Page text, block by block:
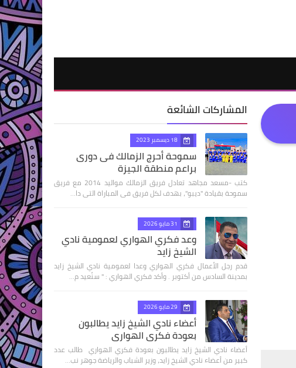
المشاركات الشائعة
18 ديسمبر 2023
سموحة أحرج الزمالك فى دورى
براعم منطقة الجيزة
كتب -مسعد مجاهد تعادل فريق الزمالك مواليد 2014 مع فريق
سموحة بقيادة "ديبو"، بهدف لكل فريق فى المباراة التى دا…
31 مايو 2026
وعد فكري الهواري لعمومية نادي
الشيخ زايد
قدم رجل الأعمال فكري الهواري وعدا لعمومية نادي الشيخ زايد
بمدينة السادس من أكتوبر . وأكد فكري الهواري : " سنُعيد م…
29 مايو 2026
أعضاء نادي الشيخ زايد يطالبون
بعودة فكري الهواري
أعضاء نادي الشيخ زايد يطالبون بعودة فكري الهواري طالب عدد
كبير من أعضاء نادي الشيخ زايد، وزير الشباب والرياضة جوهر نب…